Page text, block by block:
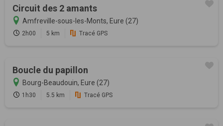
Circuit des 2 amants
Amfreville-sous-les-Monts, Eure (27)
2h00 5 km Tracé GPS
Boucle du papillon
Bourg-Beaudouin, Eure (27)
1h30 5.5 km Tracé GPS